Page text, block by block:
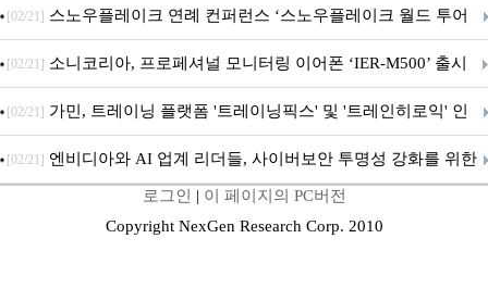
전망
[02/21] 스노우플레이크 연례 컨퍼런스 ‘스노우플레이크 월드 투어
서울’ 개최
[02/21] 소니코리아, 프로페셔널 모니터링 이어폰 ‘IER-M500’ 출시
[02/21] 가민, 트레이닝 플랫폼 '트레이닝픽스' 및 '트레인히로익' 인
수로 선수와 코치에 맞춤형 훈련 지원 확대
[02/21] 엔비디아와 AI 업계 리더들, 사이버보안 투명성 강화를 위한
SAFE 가이드라인 제안
로그인 | 이 페이지의 PC버전
Copyright NexGen Research Corp. 2010